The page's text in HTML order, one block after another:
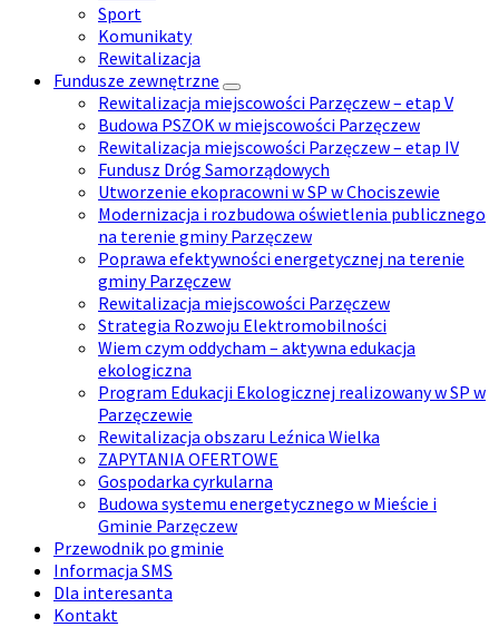
Sport
Komunikaty
Rewitalizacja
Fundusze zewnętrzne
Rewitalizacja miejscowości Parzęczew – etap V
Budowa PSZOK w miejscowości Parzęczew
Rewitalizacja miejscowości Parzęczew – etap IV
Fundusz Dróg Samorządowych
Utworzenie ekopracowni w SP w Chociszewie
Modernizacja i rozbudowa oświetlenia publicznego
na terenie gminy Parzęczew
Poprawa efektywności energetycznej na terenie
gminy Parzęczew
Rewitalizacja miejscowości Parzęczew
Strategia Rozwoju Elektromobilności
Wiem czym oddycham – aktywna edukacja
ekologiczna
Program Edukacji Ekologicznej realizowany w SP w
Parzęczewie
Rewitalizacja obszaru Leźnica Wielka
ZAPYTANIA OFERTOWE
Gospodarka cyrkularna
Budowa systemu energetycznego w Mieście i
Gminie Parzęczew
Przewodnik po gminie
Informacja SMS
Dla interesanta
Kontakt